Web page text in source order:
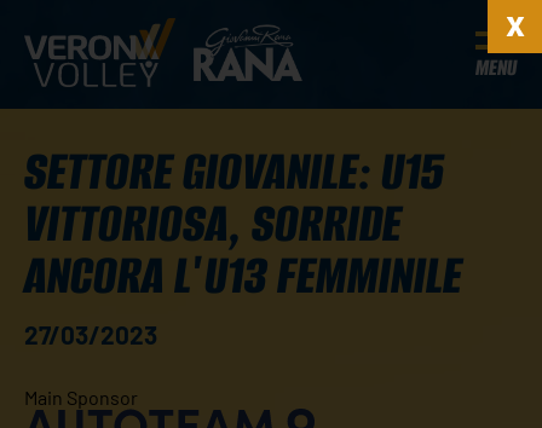
MENU
SETTORE GIOVANILE: U15
VITTORIOSA, SORRIDE
ANCORA L'U13 FEMMINILE
27/03/2023
Main Sponsor